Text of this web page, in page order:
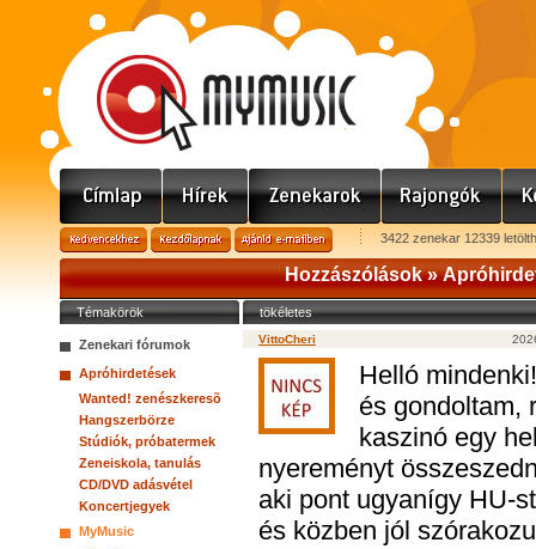
3422 zenekar 12339
Hozzászólások »
Témakörök
Zenekari fórumok
Apróhirdetések
Wanted! zenészkeresõ
Hangszerbörze
Stúdiók, próbatermek
Zeneiskola, tanulás
CD/DVD adásvétel
Koncertjegyek
MyMusic
tökéletes
VittoCheri
Helló
és gondoltam,
kaszinó egy
nyereményt
aki pont ugyanígy HU-
és közben jól